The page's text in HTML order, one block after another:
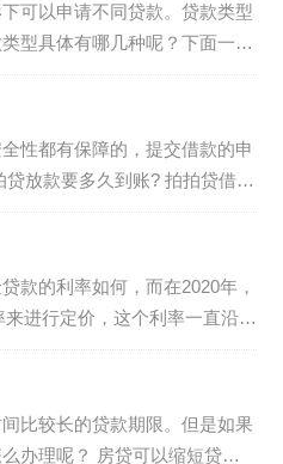
可以申请不同贷款。贷款类型
型具体有哪几种呢？下面一起
性都有保障的，提交借款的申
放款要多久到账? 拍拍贷借款
款的利率如何，而在2020年，
进行定价，这个利率一直沿用
比较长的贷款期限。但是如果
办理呢？ 房贷可以缩短贷款